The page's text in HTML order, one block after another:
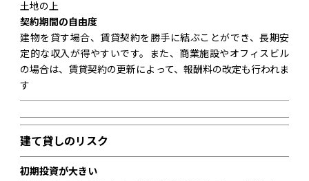
土地の上
契約期間の自由度
建物を貸す場合、賃貸契約を勝手に結ぶことができ、長期安
定的な収入が得やすいです。また、商業施設やオフィスビル
の場合は、賃貸契約の更新によって、報酬料の改定も行われま
す
建て貸しのリスク
初期投資が大きい